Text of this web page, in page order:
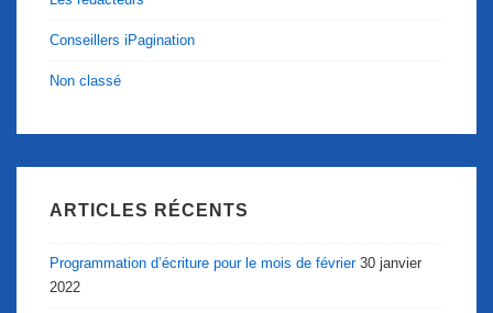
Conseillers iPagination
Non classé
ARTICLES RÉCENTS
Programmation d’écriture pour le mois de février 30 janvier
2022